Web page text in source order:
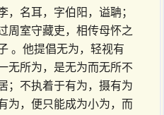
，名耳，字伯阳，谥聃；
周室守藏吏，相传母怀之
。他提倡无为，轻视有
无所为，是无为而无所不
；不执着于有为，摄有为
为，便只能成为小为，而